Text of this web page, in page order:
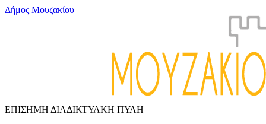
Δήμος Μουζακίου
ΕΠΙΣΗΜΗ ΔΙΑΔΙΚΤΥΑΚΗ ΠΥΛΗ